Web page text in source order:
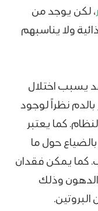
، لكن يوجد من
ولا يناسبهم
يسبب اختلال
بالدم نظراً لوجود
كما يعتبر
حول ما
كما يمكن فقدان
الدهون وذلك